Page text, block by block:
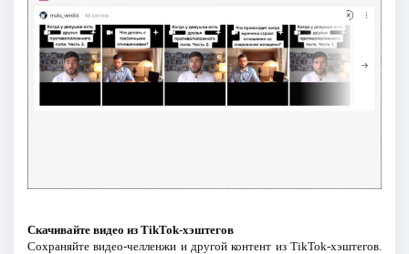
Скачивайте видео из TikTok-хэштегов
Сохраняйте видео-челленжи и другой контент из TikTok-хэштегов.